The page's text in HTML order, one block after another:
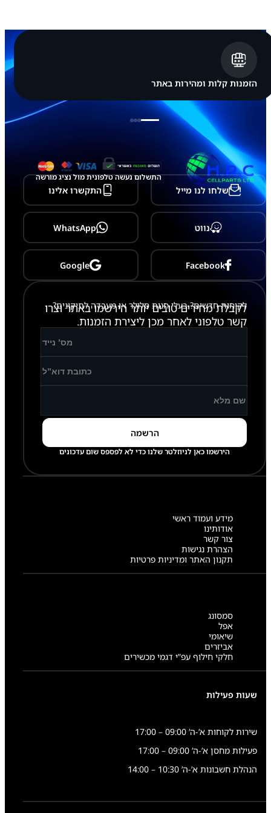
הזמנות קלות ומהירות באתר
התשלום נעשה טלפונית מול נציג מורשה
שלחו לנו מייל התקשרו אלינו
נווט WhatsApp
Facebook
Google
לקוחות חדשים? בעלי חנות סלולר או מעבדה לתיקונים?
לקבלת מחירים טובים יותר הירשמו באתר וצרו
קשר טלפוני לאחר מכן ליצירת הזמנות.
הירשמו כאן לניוזלטר שלנו כדי לא לפספס שום עדכונים
מידע ועמוד ראשי
אודותינו
צור קשר
הצהרת נגישות
תקנון האתר ומדיניות פרטיות
סמסונג
אפל
שיאומי
אביזרים
חלקי חילוף עפ”י דגמי מכשירים
שעות פעילות
שירות לקוחות א’-ה’ 09:00 – 17:00
פעילות מחסן א’-ה’ 09:00 – 17:00
הנהלת חשבונות א’-ה’ 10:30 – 14:00